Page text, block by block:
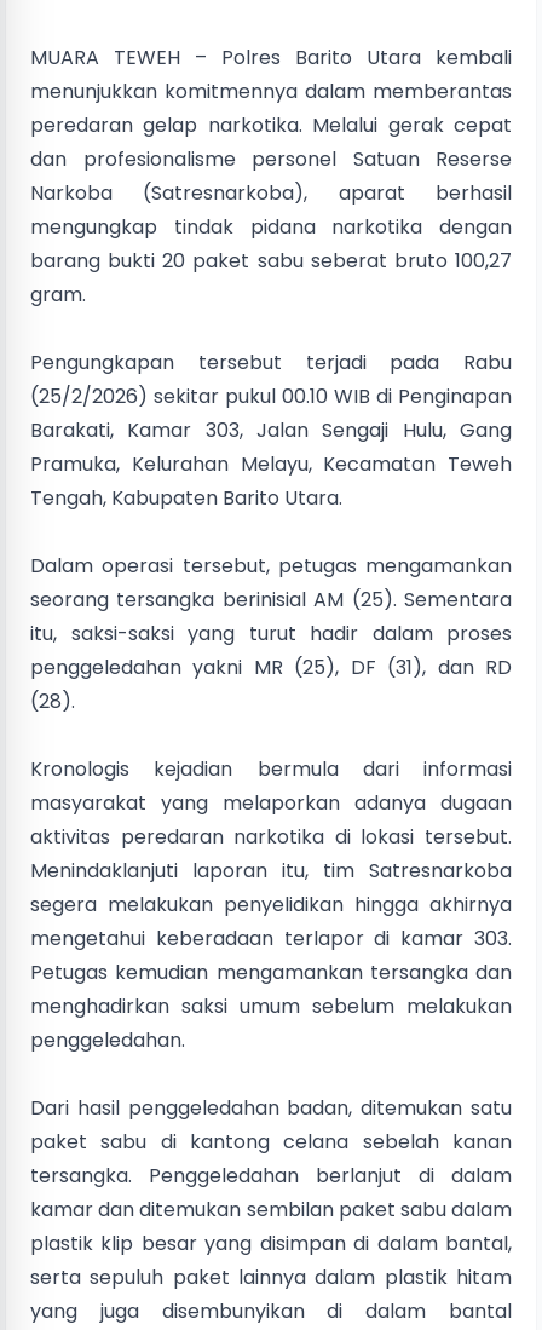
MUARA TEWEH – Polres Barito Utara kembali
menunjukkan komitmennya dalam memberantas
peredaran gelap narkotika. Melalui gerak cepat
dan profesionalisme personel Satuan Reserse
Narkoba (Satresnarkoba), aparat berhasil
mengungkap tindak pidana narkotika dengan
barang bukti 20 paket sabu seberat bruto 100,27
gram.
Pengungkapan tersebut terjadi pada Rabu
(25/2/2026) sekitar pukul 00.10 WIB di Penginapan
Barakati, Kamar 303, Jalan Sengaji Hulu, Gang
Pramuka, Kelurahan Melayu, Kecamatan Teweh
Tengah, Kabupaten Barito Utara.
Dalam operasi tersebut, petugas mengamankan
seorang tersangka berinisial AM (25). Sementara
itu, saksi-saksi yang turut hadir dalam proses
penggeledahan yakni MR (25), DF (31), dan RD
(28).
Kronologis kejadian bermula dari informasi
masyarakat yang melaporkan adanya dugaan
aktivitas peredaran narkotika di lokasi tersebut.
Menindaklanjuti laporan itu, tim Satresnarkoba
segera melakukan penyelidikan hingga akhirnya
mengetahui keberadaan terlapor di kamar 303.
Petugas kemudian mengamankan tersangka dan
menghadirkan saksi umum sebelum melakukan
penggeledahan.
Dari hasil penggeledahan badan, ditemukan satu
paket sabu di kantong celana sebelah kanan
tersangka. Penggeledahan berlanjut di dalam
kamar dan ditemukan sembilan paket sabu dalam
plastik klip besar yang disimpan di dalam bantal,
serta sepuluh paket lainnya dalam plastik hitam
yang juga disembunyikan di dalam bantal